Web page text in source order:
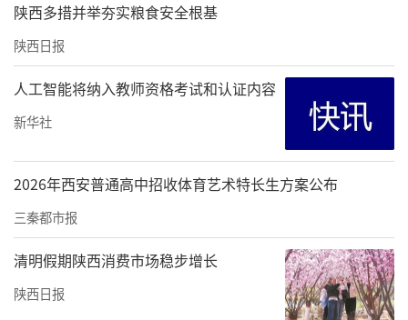
陕西多措并举夯实粮食安全根基
陕西日报
人工智能将纳入教师资格考试和认证内容
新华社
2026年西安普通高中招收体育艺术特长生方案公布
三秦都市报
清明假期陕西消费市场稳步增长
陕西日报